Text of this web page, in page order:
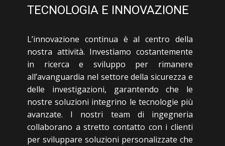
​TECNOLOGIA E INNOVAZIONE​
​L’innovazione continua è al centro della
nostra attività. Investiamo costantemente
in ricerca e sviluppo per rimanere
all’avanguardia nel settore della sicurezza e
delle investigazioni, garantendo che le
nostre soluzioni integrino le tecnologie più
avanzate. I nostri team di ingegneria
collaborano a stretto contatto con i clienti
per sviluppare soluzioni personalizzate che